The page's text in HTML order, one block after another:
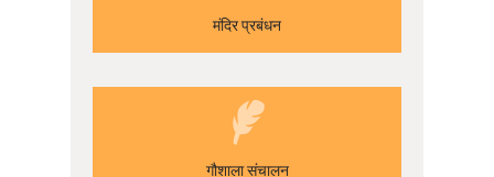
मंदिर प्रबंधन
गौशाला संचालन